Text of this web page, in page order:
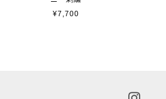
¥7,700